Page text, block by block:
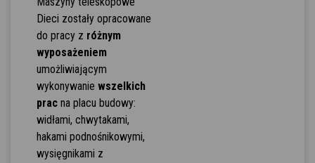
Dieci zostały opracowane
do pracy z różnym
wyposażeniem
umożliwiającym
wykonywanie wszelkich
pracna placu budowy:
widłami, chwytakami,
hakami podnośnikowymi,
wysięgnikami z